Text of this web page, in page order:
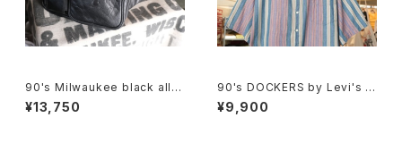
90's Milwaukee black all-l
eather fanny Pack
¥13,750
90's DOCKERS by Levi's m
ulti-stripe and botanical S
hirt
¥9,900